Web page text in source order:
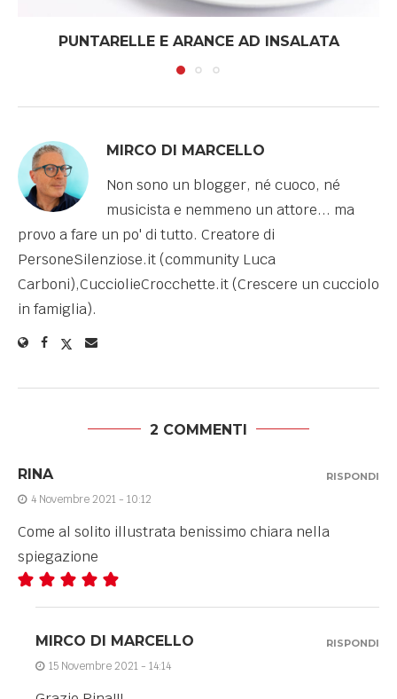
PUNTARELLE E ARANCE AD INSALATA
MIRCO DI MARCELLO
Non sono un blogger, né cuoco, né
musicista e nemmeno un attore... ma
provo a fare un po' di tutto. Creatore di
PersoneSilenziose.it (community Luca
Carboni),CucciolieCrocchette.it (Crescere un cucciolo
in famiglia).
2 COMMENTI
RINA
4 Novembre 2021 - 10:12
Come al solito illustrata benissimo chiara nella
spiegazione
RISPONDI
MIRCO DI MARCELLO
15 Novembre 2021 - 14:14
RISPONDI